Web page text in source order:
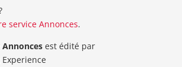
service Annonces.
Annoncesest édité par
Experience